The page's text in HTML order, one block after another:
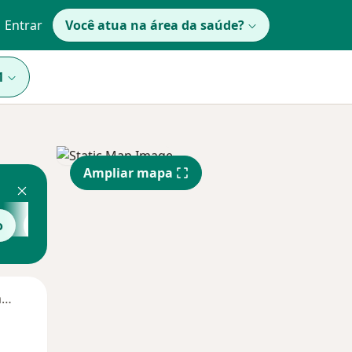
Entrar Você atua na área da saúde?
Segunda-feira
Ampliar mapa